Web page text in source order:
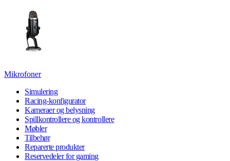
Mikrofoner
Simulering
Racing-konfigurator
Kameraer og belysning
Spillkontrollere og kontrollere
Møbler
Tilbehør
Reparerte produkter
Reservedeler for gaming